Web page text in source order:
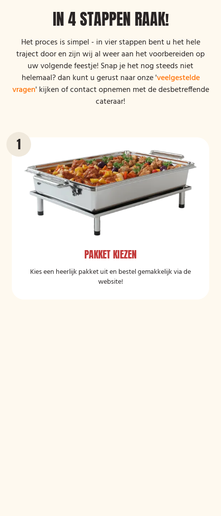
IN 4 STAPPEN RAAK!
Het proces is simpel - in vier stappen bent u het hele
traject door en zijn wij al weer aan het voorbereiden op
uw volgende feestje! Snap je het nog steeds niet
helemaal? dan kunt u gerust naar onze 'veelgestelde
vragen' kijken of contact opnemen met de desbetreffende
cateraar!
PAKKET KIEZEN
Kies een heerlijk pakket uit en bestel gemakkelijk via de
website!